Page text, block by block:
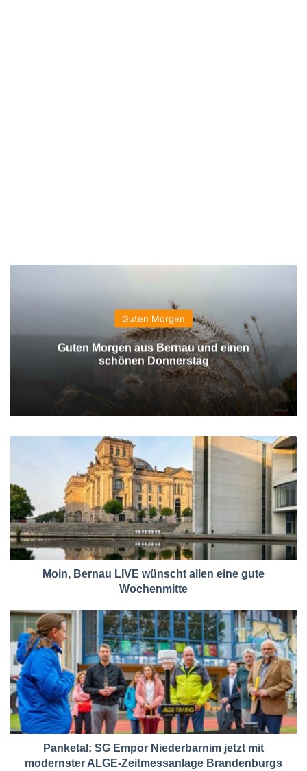
Guten Morgen
Guten Morgen aus Bernau und einen
schönen Donnerstag
Moin, Bernau LIVE wünscht allen eine gute
Wochenmitte
Panketal: SG Empor Niederbarnim jetzt mit
modernster ALGE-Zeitmessanlage Brandenburgs